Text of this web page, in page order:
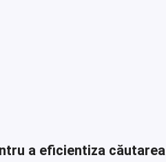
a eficientiza căutarea